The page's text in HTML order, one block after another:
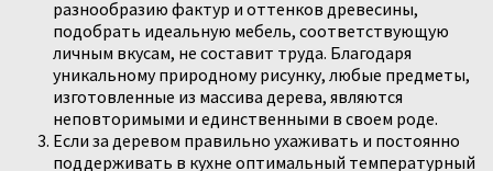
разнообразию фактур и оттенков древесины,
подобрать идеальную мебель, соответствующую
личным вкусам, не составит труда. Благодаря
уникальному природному рисунку, любые предметы,
изготовленные из массива дерева, являются
неповторимыми и единственными в своем роде.
Если за деревом правильно ухаживать и постоянно
поддерживать в кухне оптимальный температурный